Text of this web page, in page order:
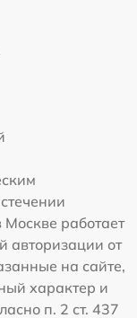
работает
авторизации от
на сайте,
характер и
п. 2 ст. 437